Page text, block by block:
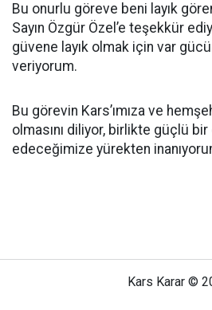
Bu onurlu göreve beni layık
Sayın Özgür Özel’e teşekkür
güvene layık olmak için var
veriyorum.
Bu görevin Kars’ımıza ve
olmasını diliyor, birlikte güçlü
edeceğimize yürekten
Kars Karar ©